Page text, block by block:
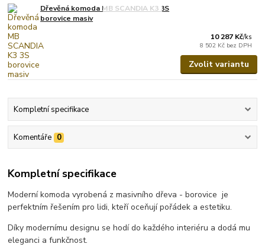
Dřevěná komoda MB SCANDIA K3 3S
borovice masiv
10 287 Kč/ks
8 502 Kč bez DPH
Zvolit variantu
Kompletní specifikace
Komentáře 0
Kompletní specifikace
Moderní komoda vyrobená z masivního dřeva - borovice je
perfektním řešením pro lidi, kteří oceňují pořádek a estetiku.
Díky modernímu designu se hodí do každého interiéru a dodá mu
eleganci a funkčnost.